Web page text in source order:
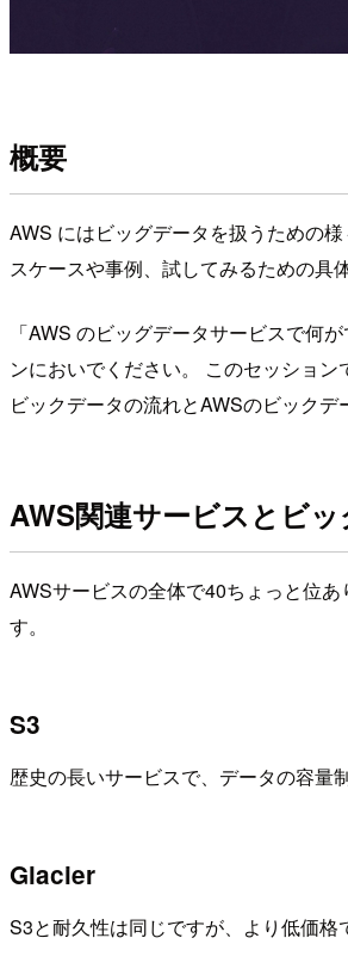
概要
AWS にはビッグデータを扱うための
スケースや事例、試してみるための具
「AWS のビッグデータサービスで何
ンにおいでください。 このセッショ
ビックデータの流れとAWSのビックデ
AWS関連サービスとビ
AWSサービスの全体で40ちょっと位
す。
S3
歴史の長いサービスで、データの容量
Glacier
S3と耐久性は同じですが、より低価格